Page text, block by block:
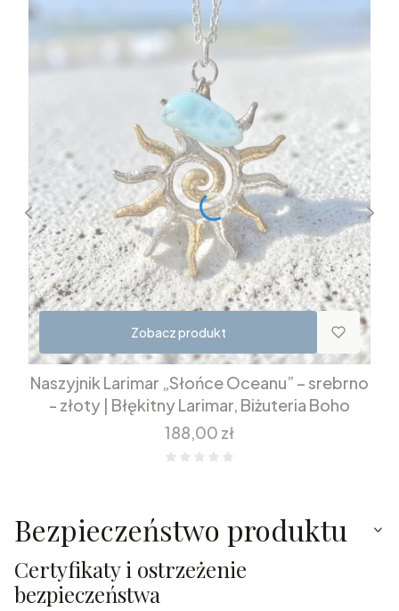
Zobacz produkt
Naszyjnik Larimar „Słońce Oceanu” – srebrno
- złoty | Błękitny Larimar, Biżuteria Boho
Cena
188,00 zł
Bezpieczeństwo produktu
Certyfikaty i ostrzeżenie
bezpieczeństwa